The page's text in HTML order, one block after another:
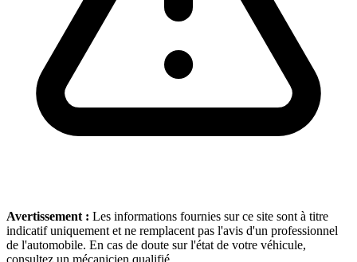
Avertissement : Les informations fournies sur ce site sont à titre
indicatif uniquement et ne remplacent pas l'avis d'un professionnel
de l'automobile. En cas de doute sur l'état de votre véhicule,
consultez un mécanicien qualifié.